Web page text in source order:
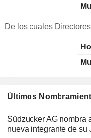
Últimos
Südzucker AG nombra
nueva integrante de su
De los cuales Directores